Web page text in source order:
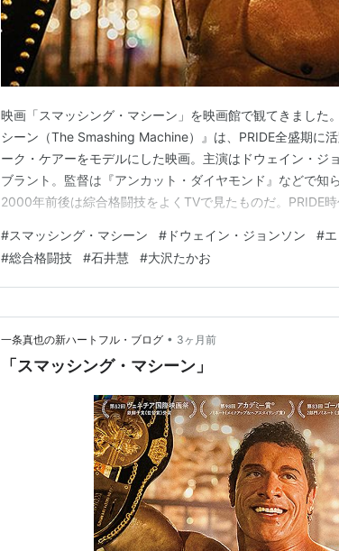
映画「スマッシング・マシーン」を映画館で観てきました
シーン（The Smashing Machine）』は、PRIDE全盛期に
ーク・ケアーをモデルにした映画。主演はドウェイン・ジ
ブラント。監督は『アンカット・ダイヤモンド』などで知
2000年前後は綜合格闘技をよくTVで見たものだ。PRIDE
PRIDE黄金期にかけての総合格闘技界を背景に日本ロケシ
に大きな驚きはない…
#スマッシング・マシーン # ドウェイン・ジョンソン #
#総合格闘技 #石井慧 #大沢たかお
一条真也の新ハートフル・ブログ • 3ヶ月前
「スマッシング・マシーン」